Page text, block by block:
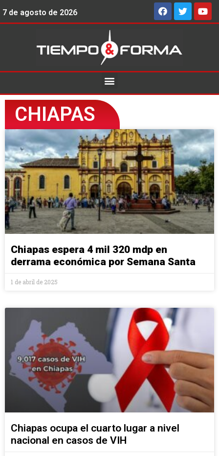
7 de agosto de 2026
CHIAPAS
Chiapas espera 4 mil 320 mdp en
derrama económica por Semana Santa
1 de abril de 2025
Chiapas ocupa el cuarto lugar a nivel
nacional en casos de VIH